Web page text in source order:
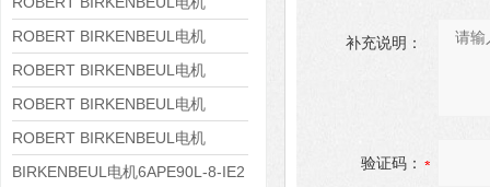
8APE160L-4-IE3
ROBERT BIRKENBEUL电机
8APE112M-6K-IE3
ROBERT BIRKENBEUL电机
8APE100L-2 IE3
ROBERT BIRKENBEUL电机
8APE90S-4 IE3
ROBERT BIRKENBEUL电机
8APE80M-2K-IE3
BIRKENBEUL电机6APE90L-8-IE2
补充说明：
验证码：